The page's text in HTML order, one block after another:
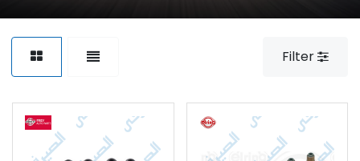
Filter